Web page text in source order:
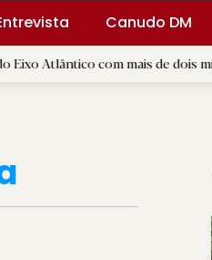
Canudo DM
com mais de dois mil atletas |